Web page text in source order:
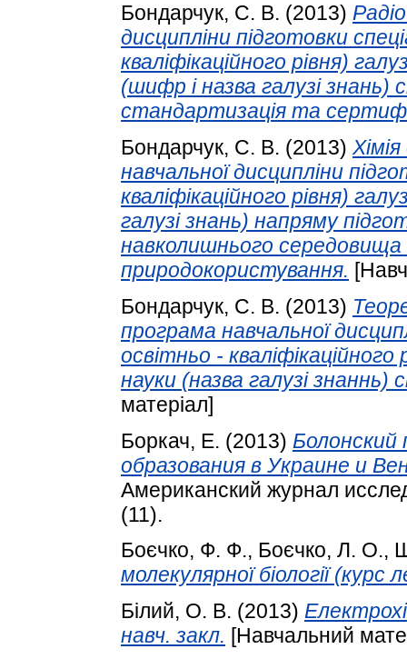
Бондарчук, С. В. (2013)
дисципліни підготовки
кваліфікаційного рівня)
(шифр і назва галузі знань)
стандартизація та
Бондарчук, С. В. (2013)
навчальної дисципліни
кваліфікаційного рівня)
галузі знань) напряму
навколишнього
природокористування.
Бондарчук, С. В. (2013)
програма навчальної
освітньо - кваліфікаційного
науки (назва галузі знаннь)
матеріал]
Боркач, Е. (2013) Болонский
образования в Украине и
Американский журнал
(11).
Боєчко, Ф. Ф., Боєчко, Л. О.,
молекулярної біології (курс
Білий, О. В. (2013)
навч. закл. [Навчальний